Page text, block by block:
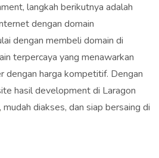
langkah berikutnya adalah
dengan domain
dengan membeli domain di
terpercaya yang menawarkan
dengan harga kompetitif. Dengan
hasil development di Laragon
, mudah diakses, dan siap bersaing di